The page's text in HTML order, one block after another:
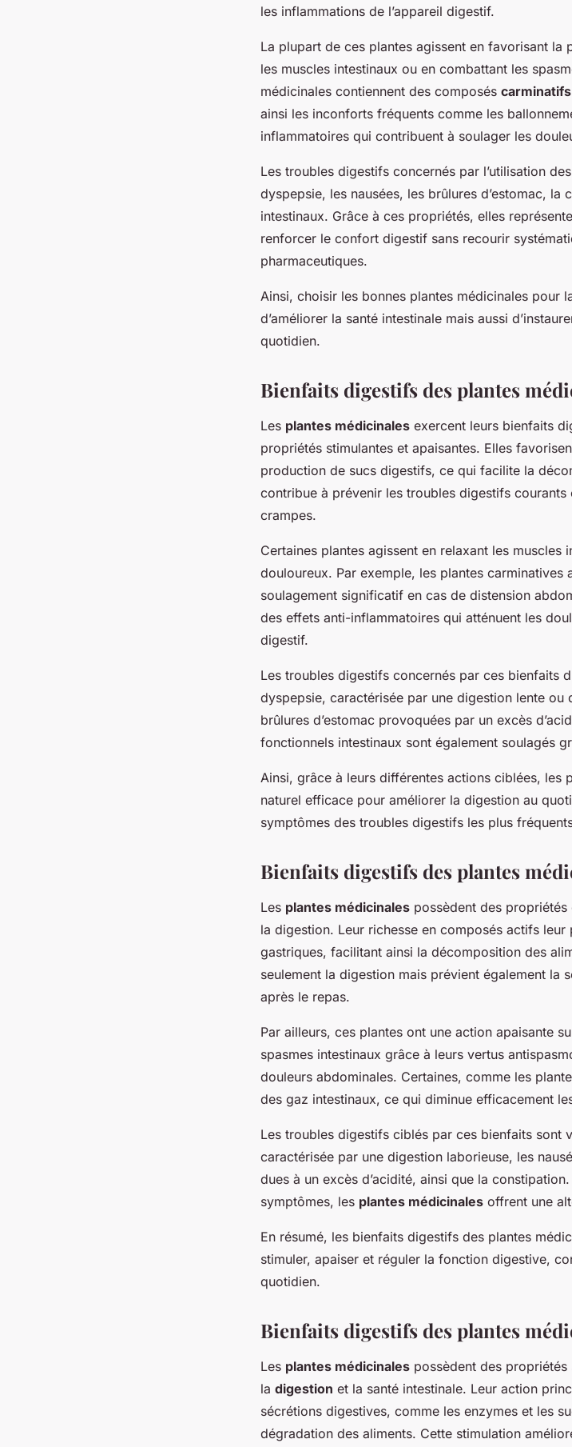
les inflammations de l’appareil digestif.
La plupart de ces plantes agissent en favorisant
les muscles intestinaux ou en combattant les
médicinales contiennent des composés carminatifs
ainsi les inconforts fréquents comme les
inflammatoires qui contribuent à soulager les
Les troubles digestifs concernés par l’utilisation
dyspepsie, les nausées, les brûlures d’estomac,
intestinaux. Grâce à ces propriétés, elles
renforcer le confort digestif sans recourir
pharmaceutiques.
Ainsi, choisir les bonnes plantes médicinales pour
d’améliorer la santé intestinale mais aussi
quotidien.
Bienfaits digestifs des plantes
Les plantes médicinales exercent leurs bienfaits
propriétés stimulantes et apaisantes. Elles
production de sucs digestifs, ce qui facilite la
contribue à prévenir les troubles digestifs courants
crampes.
Certaines plantes agissent en relaxant les muscles
douloureux. Par exemple, les plantes
soulagement significatif en cas de distension
des effets anti-inflammatoires qui atténuent les
digestif.
Les troubles digestifs concernés par ces bienfaits
dyspepsie, caractérisée par une digestion lente ou
brûlures d’estomac provoquées par un excès
fonctionnels intestinaux sont également soulagés
Ainsi, grâce à leurs différentes actions ciblées, les
naturel efficace pour améliorer la digestion au
symptômes des troubles digestifs les plus
Bienfaits digestifs des plantes
Les plantes médicinales possèdent des
la digestion. Leur richesse en composés actifs
gastriques, facilitant ainsi la décomposition des
seulement la digestion mais prévient également la
après le repas.
Par ailleurs, ces plantes ont une action apaisante
spasmes intestinaux grâce à leurs vertus
douleurs abdominales. Certaines, comme les
des gaz intestinaux, ce qui diminue efficacement
Les troubles digestifs ciblés par ces bienfaits sont
caractérisée par une digestion laborieuse, les
dues à un excès d’acidité, ainsi que la
symptômes, les plantes médicinales offrent une
En résumé, les bienfaits digestifs des plantes
stimuler, apaiser et réguler la fonction digestive,
quotidien.
Bienfaits digestifs des plantes
Les plantes médicinales possèdent des
la digestion et la santé intestinale. Leur action
sécrétions digestives, comme les enzymes et les
dégradation des aliments. Cette stimulation